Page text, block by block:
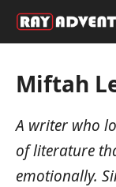
Langsung
Miftah
A writer who
of literature
emotionally.